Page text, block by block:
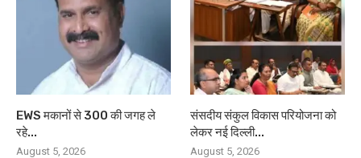
EWS मकानों से 300 की जगह ले
रहे...
August 5, 2026
संसदीय संकुल विकास परियोजना को
लेकर नई दिल्ली...
August 5, 2026